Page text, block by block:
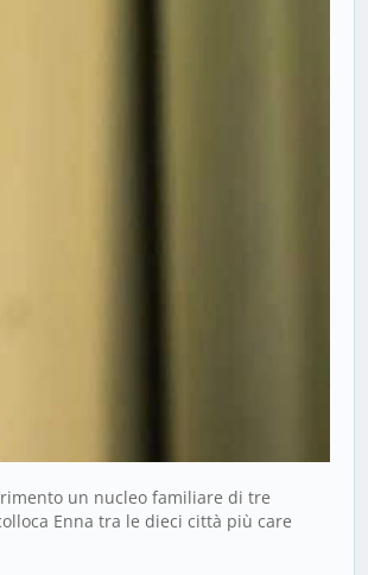
un nucleo familiare di tre
Enna tra le dieci città più care